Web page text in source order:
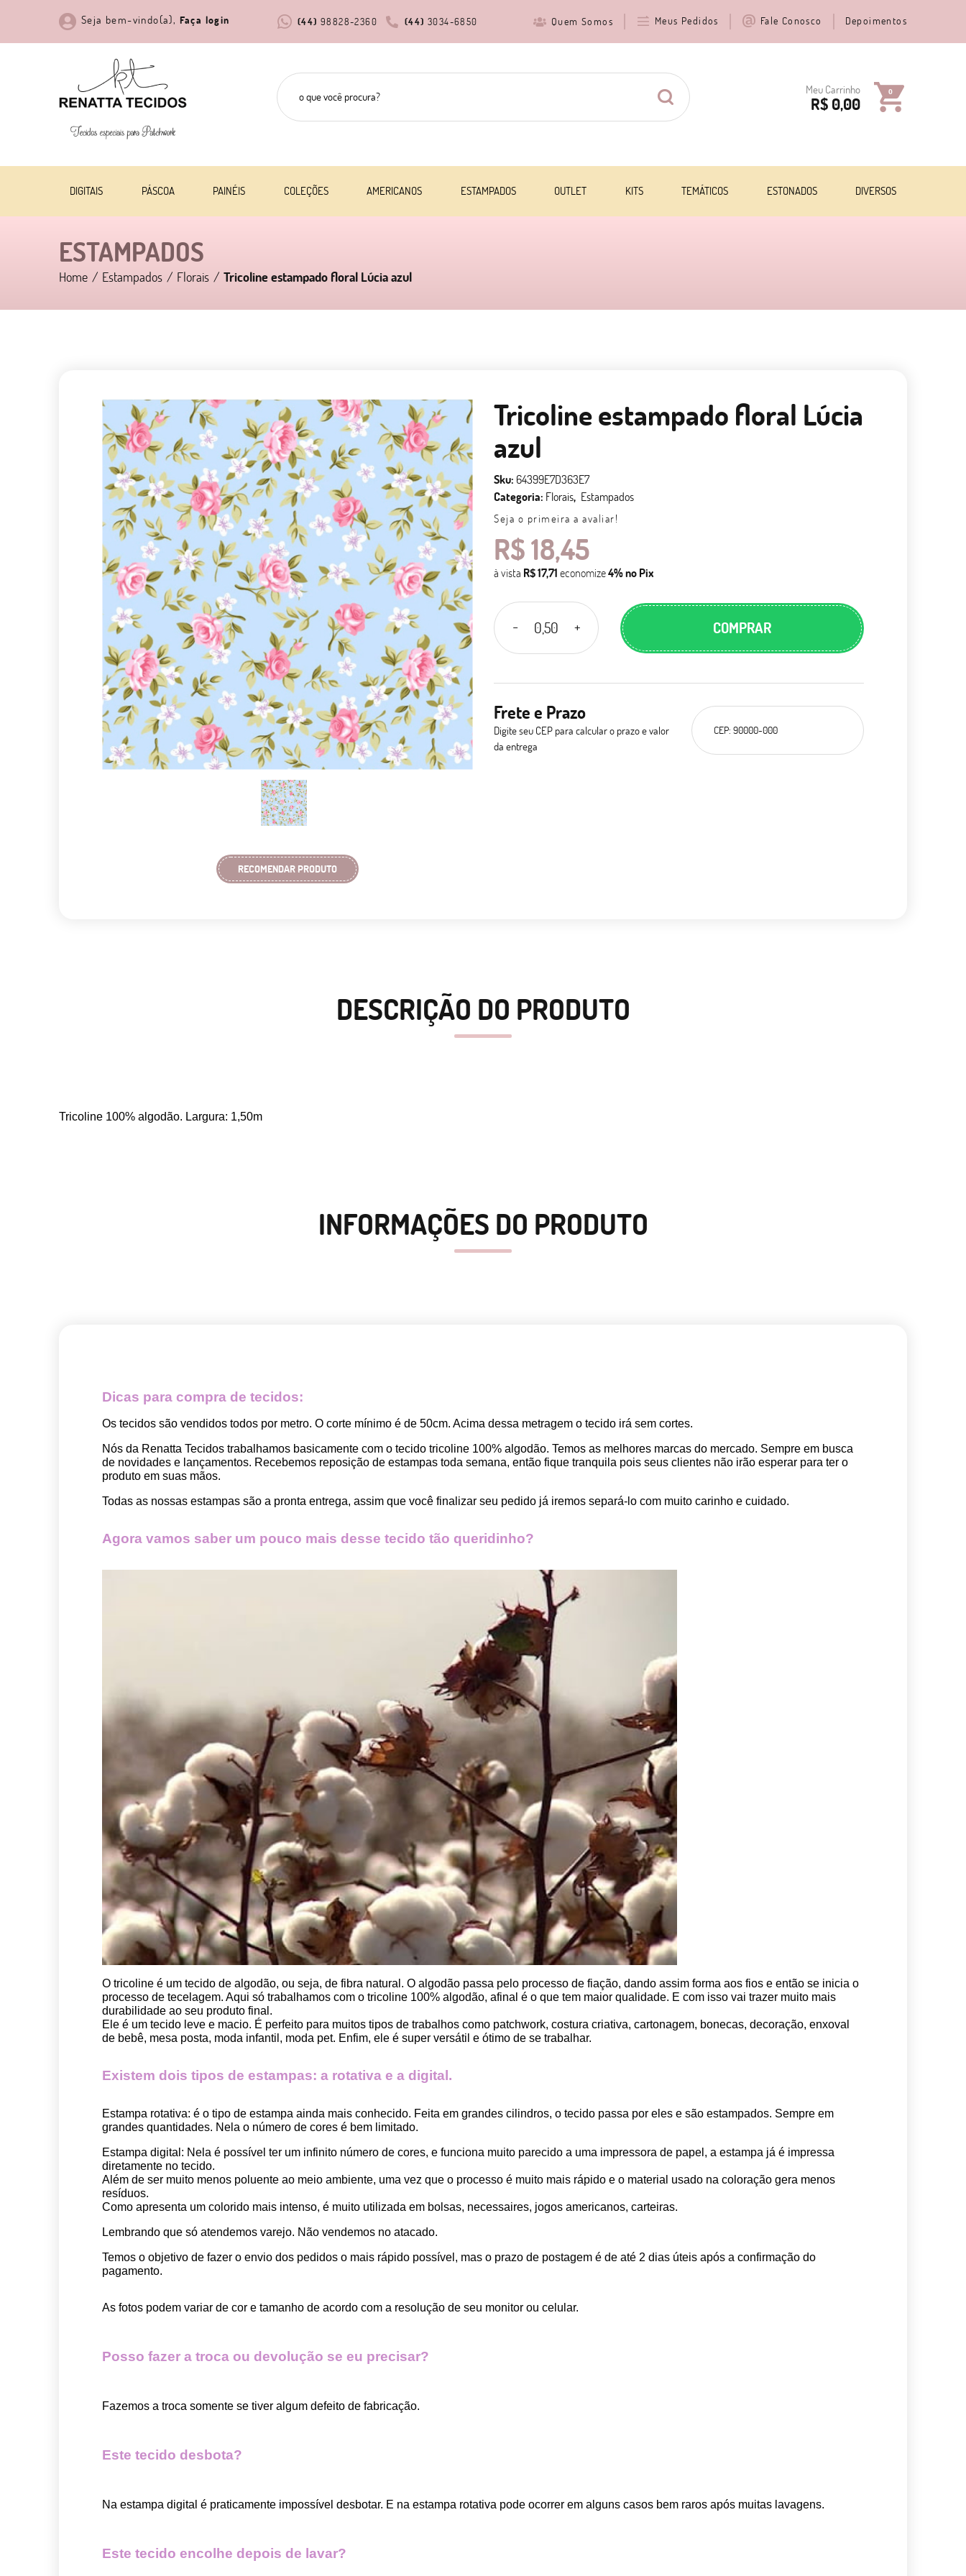
Seja bem-vindo(a), Faça login (44) 3034-6850
(44) 98828-2360 Quem Somos Meus Pedidos Fale Conosco Depoimentos
Meu Carrinho 0
R$ 0,00
DIGITAIS PÁSCOA PAINÉIS COLEÇÕES AMERICANOS ESTAMPADOS OUTLET KITS TEMÁTICOS ESTONADOS DIVERSOS
ESTAMPADOS
Home Estampados Florais Tricoline estampado floral Lúcia azul
RECOMENDAR PRODUTO
Tricoline estampado floral Lúcia
azul
Sku: 64399E7D363E7
Categoria: Florais Estampados
Seja o primeira a avaliar!
R$ 18,45
à vista R$ 17,71 economize4%no Pix
COMPRAR
Frete e Prazo
Digite seu CEP para calcular o prazo e valor
da entrega
DESCRIÇÃO DO PRODUTO
Tricoline 100% algodão. Largura: 1,50m
INFORMAÇÕES DO PRODUTO
Dicas para compra de tecidos:
Os tecidos são vendidos todos por metro. O corte mínimo é de 50cm. Acima dessa metragem o tecido irá sem cortes.
Nós da Renatta Tecidos trabalhamos basicamente com o tecido tricoline 100% algodão. Temos as melhores marcas do mercado. Sempre em busca
de novidades e lançamentos. Recebemos reposição de estampas toda semana, então fique tranquila pois seus clientes não irão esperar para ter o
produto em suas mãos.
Todas as nossas estampas são a pronta entrega, assim que você finalizar seu pedido já iremos separá-lo com muito carinho e cuidado.
Agora vamos saber um pouco mais desse tecido tão queridinho?
O tricoline é um tecido de algodão, ou seja, de fibra natural. O algodão passa pelo processo de fiação, dando assim forma aos fios e então se inicia o
processo de tecelagem. Aqui só trabalhamos com o tricoline 100% algodão, afinal é o que tem maior qualidade. E com isso vai trazer muito mais
durabilidade ao seu produto final.
Ele é um tecido leve e macio. É perfeito para muitos tipos de trabalhos como patchwork, costura criativa, cartonagem, bonecas, decoração, enxoval
de bebê, mesa posta, moda infantil, moda pet. Enfim, ele é super versátil e ótimo de se trabalhar.
Existem dois tipos de estampas: a rotativa e a digital.
Estampa rotativa: é o tipo de estampa ainda mais conhecido. Feita em grandes cilindros, o tecido passa por eles e são estampados. Sempre em
grandes quantidades. Nela o número de cores é bem limitado.
Estampa digital : Nela é possível ter um infinito número de cores, e funciona muito parecido a uma impressora de papel, a estampa já é impressa
diretamente no tecido.
Além de ser muito menos poluente ao meio ambiente, uma vez que o processo é muito mais rápido e o material usado na coloração gera menos
resíduos.
Como apresenta um colorido mais intenso, é muito utilizada em bolsas, necessaires, jogos americanos, carteiras.
Lembrando que só atendemos varejo. Não vendemos no atacado.
Temos o objetivo de fazer o envio dos pedidos o mais rápido possível, mas o prazo de postagem é de até 2 dias úteis após a confirmação do
pagamento.
As fotos podem variar de cor e tamanho de acordo com a resolução de seu monitor ou celular.
Posso fazer a troca ou devolução se eu precisar?
Fazemos a troca somente se tiver algum defeito de fabricação.
Este tecido desbota?
Na estampa digital é praticamente impossível desbotar. E na estampa rotativa pode ocorrer em alguns casos bem raros após muitas lavagens.
Este tecido encolhe depois de lavar?